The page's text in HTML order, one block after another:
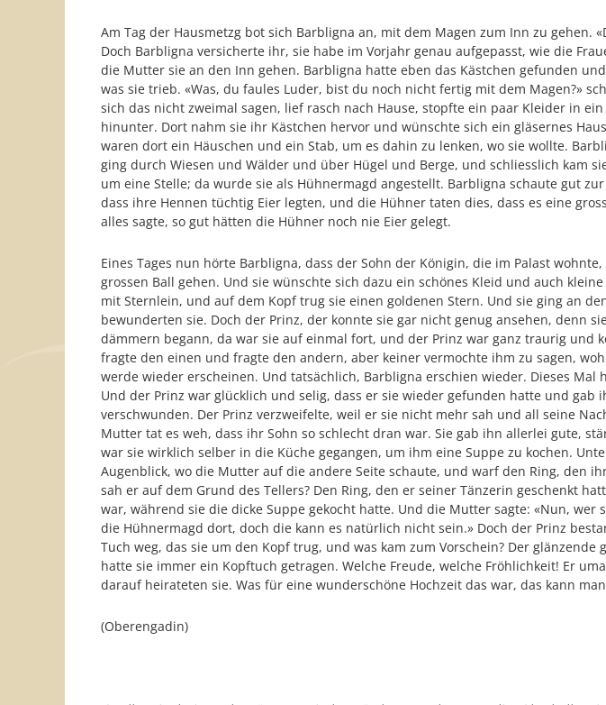
Am Tag der Hausmetzg bot sich Barbligna an, mit dem Magen zum Inn zu
Doch Barbligna versicherte ihr, sie habe im Vorjahr genau aufgepasst, wie die
die Mutter sie an den Inn gehen. Barbligna hatte eben das Kästchen gefunden
was sie trieb. «Was, du faules Luder, bist du noch nicht fertig mit dem Magen?»
sich das nicht zweimal sagen, lief rasch nach Hause, stopfte ein paar Kleider in
hinunter. Dort nahm sie ihr Kästchen hervor und wünschte sich ein gläsernes
waren dort ein Häuschen und ein Stab, um es dahin zu lenken, wo sie wollte.
ging durch Wiesen und Wälder und über Hügel und Berge, und schliesslich kam
um eine Stelle; da wurde sie als Hühnermagd angestellt. Barbligna schaute gut
dass ihre Hennen tüchtig Eier legten, und die Hühner taten dies, dass es eine
alles sagte, so gut hätten die Hühner noch nie Eier gelegt.
Eines Tages nun hörte Barbligna, dass der Sohn der Königin, die im Palast
grossen Ball gehen. Und sie wünschte sich dazu ein schönes Kleid und auch
mit Sternlein, und auf dem Kopf trug sie einen goldenen Stern. Und sie ging an
bewunderten sie. Doch der Prinz, der konnte sie gar nicht genug ansehen, denn
dämmern begann, da war sie auf einmal fort, und der Prinz war ganz traurig
fragte den einen und fragte den andern, aber keiner vermochte ihm zu sagen,
werde wieder erscheinen. Und tatsächlich, Barbligna erschien wieder. Dieses
Und der Prinz war glücklich und selig, dass er sie wieder gefunden hatte und gab
verschwunden. Der Prinz verzweifelte, weil er sie nicht mehr sah und all seine
Mutter tat es weh, dass ihr Sohn so schlecht dran war. Sie gab ihn allerlei gute,
war sie wirklich selber in die Küche gegangen, um ihm eine Suppe zu kochen.
Augenblick, wo die Mutter auf die andere Seite schaute, und warf den Ring, den
sah er auf dem Grund des Tellers? Den Ring, den er seiner Tänzerin geschenkt
war, während sie die dicke Suppe gekocht hatte. Und die Mutter sagte: «Nun,
die Hühnermagd dort, doch die kann es natürlich nicht sein.» Doch der Prinz
Tuch weg, das sie um den Kopf trug, und was kam zum Vorschein? Der
hatte sie immer ein Kopftuch getragen. Welche Freude, welche Fröhlichkeit! Er
darauf heirateten sie. Was für eine wunderschöne Hochzeit das war, das kann
(Oberengadin)